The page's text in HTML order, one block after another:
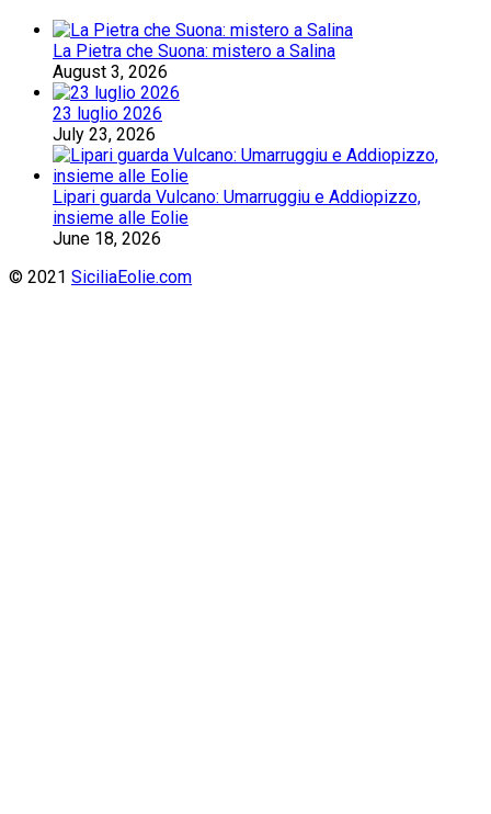
La Pietra che Suona: mistero a Salina
August 3, 2026
23 luglio 2026
July 23, 2026
Lipari guarda Vulcano: Umarruggiu e Addiopizzo,
insieme alle Eolie
June 18, 2026
© 2021 SiciliaEolie.com